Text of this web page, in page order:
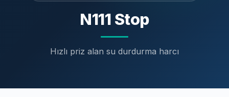
N111 Stop
Hızlı priz alan su durdurma harcı